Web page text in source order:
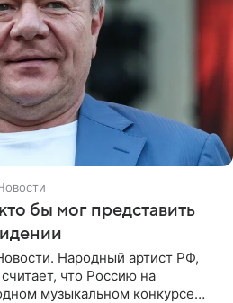
бы мог представить
Народный артист РФ,
что Россию на
музыкальном конкурсе